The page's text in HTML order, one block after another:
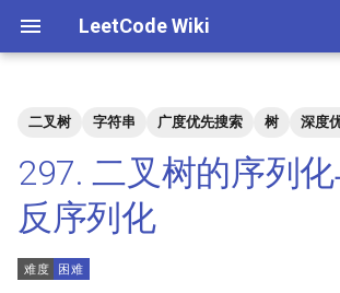
LeetCode Wiki
始
化
搜
解法
方法一：层序遍历
4. 二维数组中的查找
5. 替换空格
2. 二进制加法
3. 前 n 个数字二进制中 1 的个
数
1.2. 判定是否互为字符重排
1.3. URL 化
二叉树 字符串 广度优先搜索 树 深度
297. 二叉树的序列
反序列化